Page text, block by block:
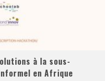
à la sous-
en Afrique